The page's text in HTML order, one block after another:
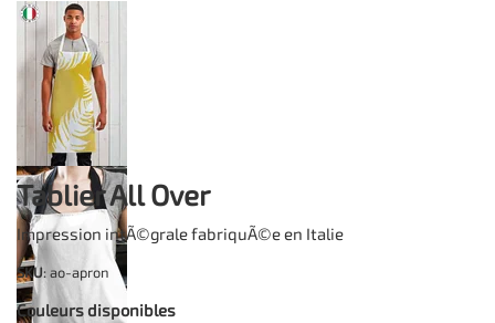
Tablier All Over
Impression intÃ©grale fabriquÃ©e en Italie
SKU: ao-apron
Couleurs disponibles